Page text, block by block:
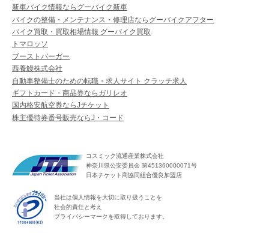
新車バイク情報ならグーバイク新車
バイクの整備・メンテナンス・修理店ならグーバイクアフター
バイク買取・買取相場情報 グーバイク買取
トマロッソ
ブーストバーガー
西養鰻株式会社
自動車整備士のための転職・求人サイト クラッチ求人
ギフトカード・商品券ならガリレオ
国内格安航空券ならJチケット
株主優待券番号販売ならJ・コード
コスミック流通産業株式会社
神奈川県公安委員会 第451360000071号
日本チケット商協同組合優良加盟店
当社は個人情報を大切に取り扱うことを
社会的責任と考え
プライバシーマークを取得しております。